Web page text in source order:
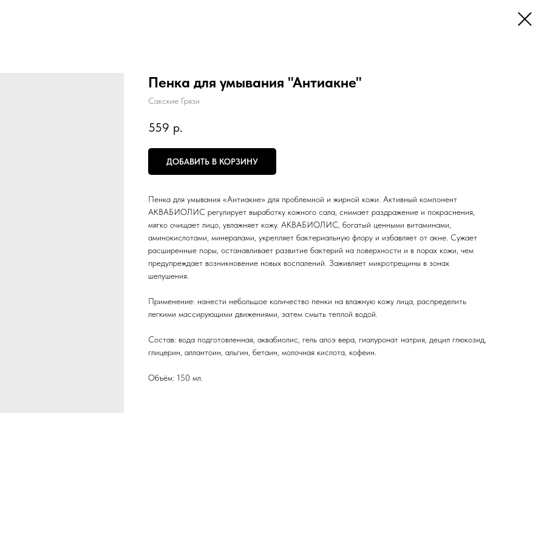
Пенка для умывания "Антиакне"
Сакские Грязи
559 р.
ДОБАВИТЬ В КОРЗИНУ
Пенка для умывания «Антиакне» для проблемной и жирной кожи. Активный компонент
АКВАБИОЛИС регулирует выработку кожного сала, снимает раздражение и покраснения,
мягко очищает лицо, увлажняет кожу. АКВАБИОЛИС, богатый ценными витаминами,
аминокислотами, минералами, укрепляет бактериальную флору и избавляет от акне. Сужает
расширенные поры, останавливает развитие бактерий на поверхности и в порах кожи, чем
предупреждает возникновение новых воспалений. Заживляет микротрещины в зонах
шелушения.
Применение: нанести небольшое количество пенки на влажную кожу лица, распределить
легкими массирующими движениями, затем смыть теплой водой.
Состав: вода подготовленная, аквабиолис, гель алоэ вера, гиалуронат натрия, децил глюкозид,
глицерин, аллантоин, альгин, бетаин, молочная кислота, кофеин.
Объём: 150 мл.